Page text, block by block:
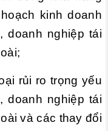
kinh doanh
doanh nghiệp tái
rủi ro trọng yếu
doanh nghiệp tái
và các thay đổi